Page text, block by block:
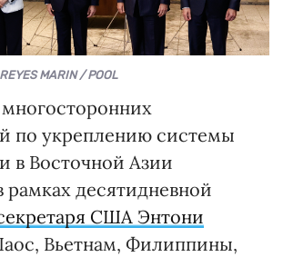
MARIN / POOL
по укреплению системы
в Восточной Азии
десятидневной
США Энтони
Вьетнам, Филиппины,